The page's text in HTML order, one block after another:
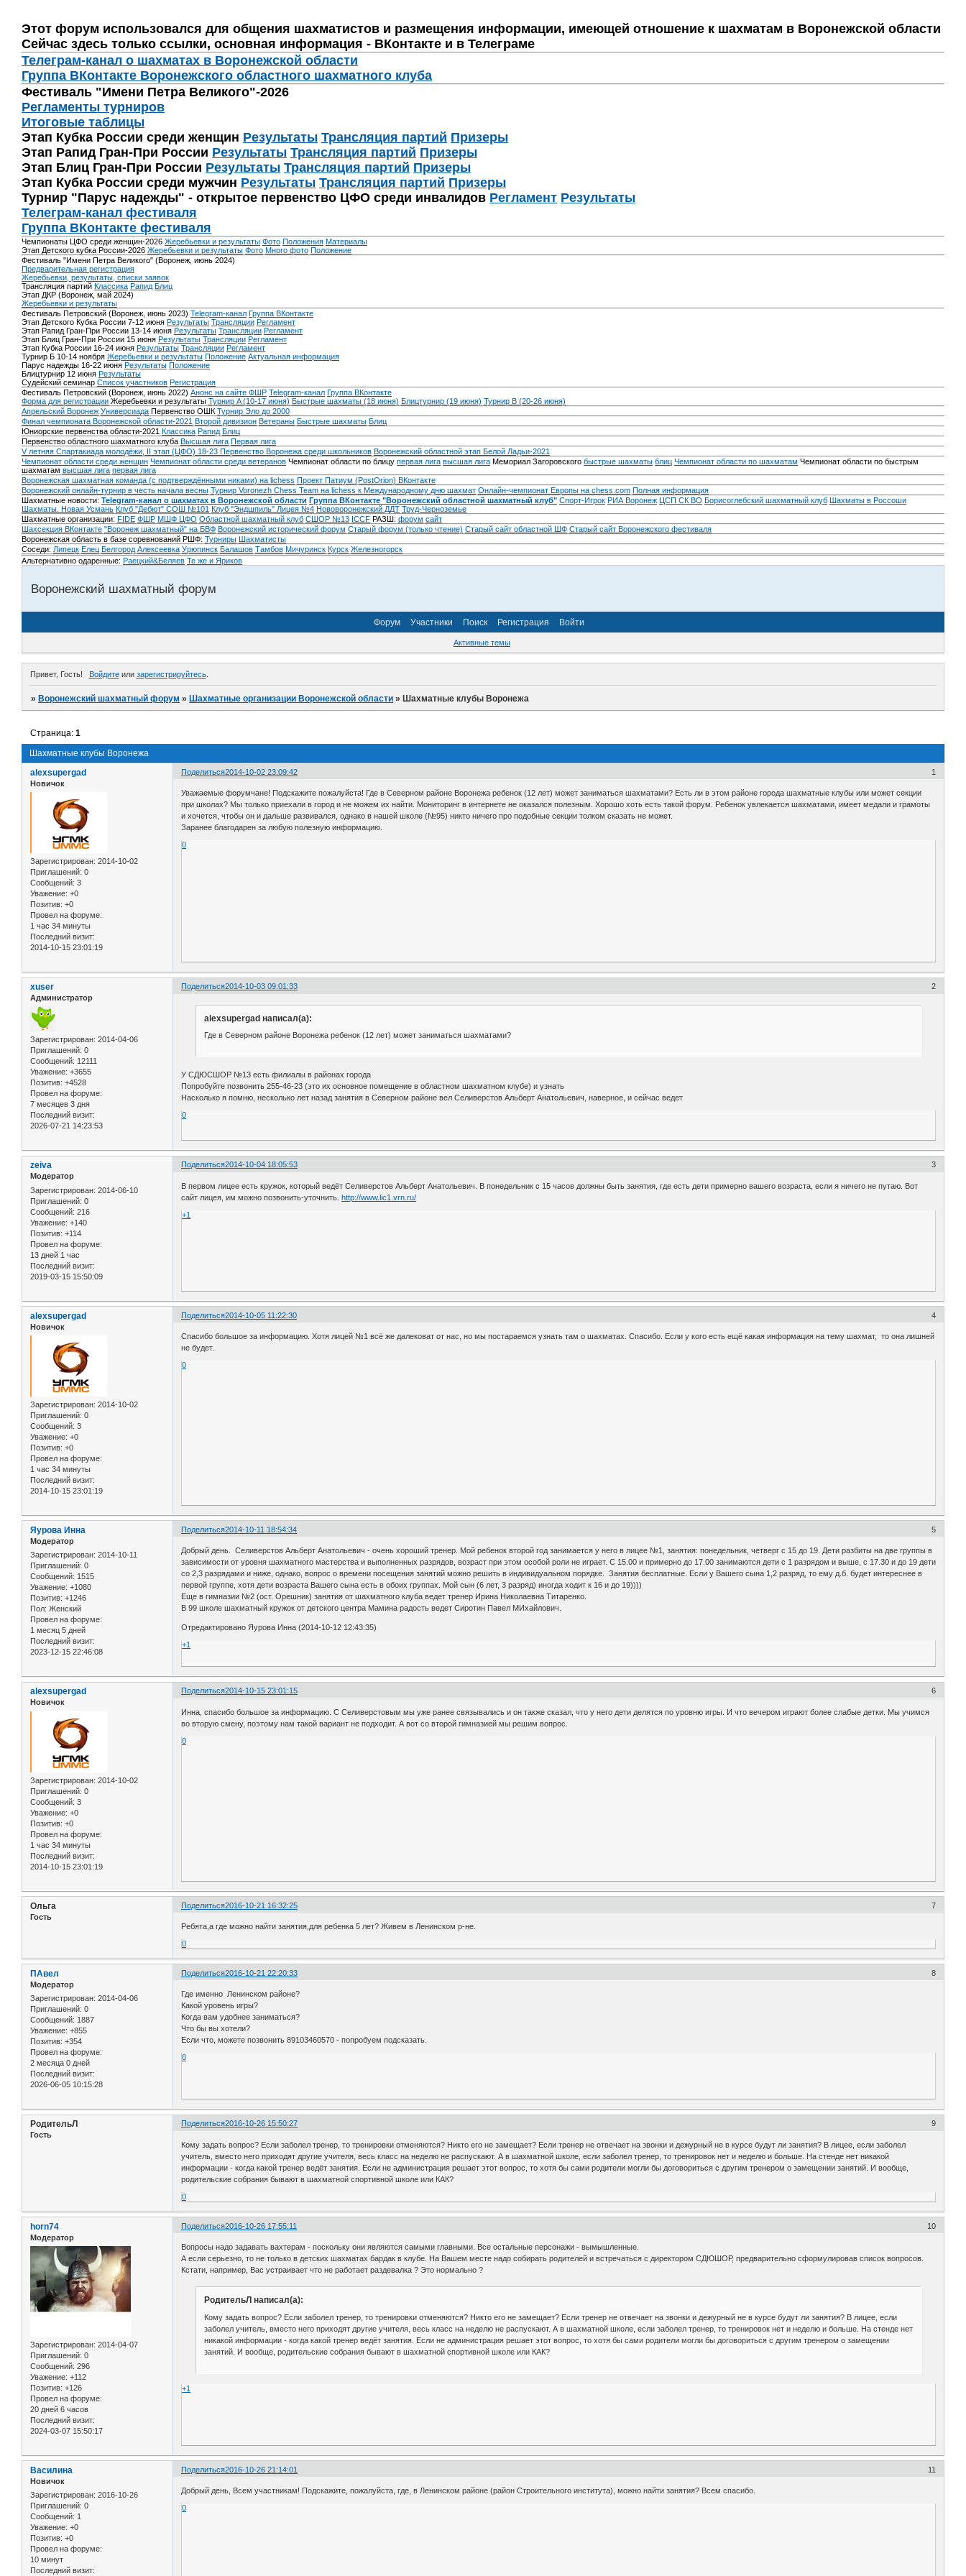
Этот форум использовался для общения шахматистов и размещения информации, имеющей отношение к шахматам в Воронежской области
Сейчас здесь только ссылки, основная информация - ВКонтакте и в Телеграме
Телеграм-канал о шахматах в Воронежской области
Группа ВКонтакте Воронежского областного шахматного клуба
Фестиваль "Имени Петра Великого"-2026
Регламенты турниров
Итоговые таблицы
Этап Кубка России среди женщин Результаты Трансляция партий Призеры
Этап Рапид Гран-При России Результаты Трансляция партий Призеры
Этап Блиц Гран-При России Результаты Трансляция партий Призеры
Этап Кубка России среди мужчин Результаты Трансляция партий Призеры
Турнир "Парус надежды" - открытое первенство ЦФО среди инвалидов Регламент Результаты
Телеграм-канал фестиваля
Группа ВКонтакте фестиваля
Чемпионаты ЦФО среди женщин-2026 Жеребьевки и результаты Фото Положения Материалы
Этап Детского кубка России-2026 Жеребьевки и результаты Фото Много фото Положение
Фестиваль "Имени Петра Великого" (Воронеж, июнь 2024)
Предварительная регистрация
Жеребьевки, результаты, списки заявок
Трансляция партий Классика Рапид Блиц
Этап ДКР (Воронеж, май 2024)
Жеребьевки и результаты
Фестиваль Петровский (Воронеж, июнь 2023) Telegram-канал Группа ВКонтакте
Этап Детского Кубка России 7-12 июня Результаты Трансляции Регламент
Этап Рапид Гран-При России 13-14 июня Результаты Трансляции Регламент
Этап Блиц Гран-При России 15 июня Результаты Трансляции Регламент
Этап Кубка России 16-24 июня Результаты Трансляции Регламент
Турнир Б 10-14 ноября Жеребьевки и результаты Положение Актуальная информация
Парус надежды 16-22 июня Результаты Положение
Блицтурнир 12 июня Результаты
Судейский семинар Список участников Регистрация
Фестиваль Петровский (Воронеж, июнь 2022) Анонс на сайте ФШР Telegram-канал Группа ВКонтакте
Форма для регистрации Жеребьевки и результаты Турнир A (10-17 июня) Быстрые шахматы (18 июня) Блицтурнир (19 июня) Турнир B (20-26 июня)
Апрельский Воронеж Универсиада Первенство ОШК Турнир Эло до 2000
Финал чемпионата Воронежской области-2021 Второй дивизион Ветераны Быстрые шахматы Блиц
Юниорские первенства области-2021 Классика Рапид Блиц
Первенство областного шахматного клуба Высшая лига Первая лига
V летняя Спартакиада молодёжи, II этап (ЦФО) 18-23 Первенство Воронежа среди школьников Воронежский областной этап Белой Ладьи-2021
Чемпионат области среди женщин Чемпионат области среди ветеранов Чемпионат области по блицу первая лига высшая лига Мемориал Загоровского быстрые шахматы блиц Чемпионат области по шахматам Чемпионат области по быстрым
шахматам высшая лига первая лига
Воронежская шахматная команда (с подтверждёнными никами) на lichess Проект Патиум (PostOrion) ВКонтакте
Воронежский онлайн-турнир в честь начала весны Турнир Voronezh Chess Team на lichess к Международному дню шахмат Онлайн-чемпионат Европы на chess.com Полная информация
Шахматные новости: Telegram-канал о шахматах в Воронежской области Группа ВКонтакте "Воронежский областной шахматный клуб" Спорт-Игрок РИА Воронеж ЦСП СК ВО Борисоглебский шахматный клуб Шахматы в Россоши
Шахматы. Новая Усмань Клуб "Дебют" СОШ №101 Клуб "Эндшпиль" Лицея №4 Нововоронежский ДДТ Труд-Черноземье
Шахматные организации: FIDE ФШР МШФ ЦФО Областной шахматный клуб СШОР №13 ICCF РАЗШ: форум сайт
Шахсекция ВКонтакте "Воронеж шахматный" на БВФ Воронежский исторический форум Cтарый форум (только чтение) Старый сайт областной ШФ Старый сайт Воронежского фестиваля
Воронежская область в базе соревнований РШФ: Турниры Шахматисты
Соседи: Липецк Елец Белгород Алексеевка Урюпинск Балашов Тамбов Мичуринск Курск Железногорск
Альтернативно одаренные: Раецкий&Беляев Те же и Яриков
Воронежский шахматный форум
Форум Участники Поиск Регистрация Войти
Активные темы
Привет, Гость! Войдитеили зарегистрируйтесь.
»Воронежский шахматный форум »Шахматные организации Воронежской области »Шахматные клубы Воронежа
Шахматные клубы Воронежа
Страница:1
Поделиться 1
2014-10-02 23:09:42
alexsupergad
Новичок
Зарегистрирован: 2014-10-02
Приглашений: 0
Сообщений: 3
Уважение: +0
Позитив: +0
Провел на форуме:
1 час 34 минуты
Последний визит:
2014-10-15 23:01:19
Уважаемые форумчане! Подскажите пожалуйста! Где в Северном районе Воронежа ребенок (12 лет) может заниматься шахматами? Есть ли в этом районе города шахматные клубы или может секции
при школах? Мы только приехали в город и не можем их найти. Мониторинг в интернете не оказался полезным. Хорошо хоть есть такой форум. Ребенок увлекается шахматами, имеет медали и грамоты
и хочется, чтобы он и дальше развивался, однако в нашей школе (№95) никто ничего про подобные секции толком сказать не может.
Заранее благодарен за любую полезную информацию.
0
Поделиться 2
2014-10-03 09:01:33
xuser
Администратор
Зарегистрирован: 2014-04-06
Приглашений: 0
Сообщений: 12111
Уважение: +3655
Позитив: +4528
Провел на форуме:
7 месяцев 3 дня
Последний визит:
2026-07-21 14:23:53
alexsupergad написал(а):
Где в Северном районе Воронежа ребенок (12 лет) может заниматься шахматами?
У СДЮСШОР №13 есть филиалы в районах города
Попробуйте позвонить 255-46-23 (это их основное помещение в областном шахматном клубе) и узнать
Насколько я помню, несколько лет назад занятия в Северном районе вел Селиверстов Альберт Анатольевич, наверное, и сейчас ведет
0
Поделиться 3
2014-10-04 18:05:53
zeiva
Модератор
Зарегистрирован: 2014-06-10
Приглашений: 0
Сообщений: 216
Уважение: +140
Позитив: +114
Провел на форуме:
13 дней 1 час
Последний визит:
2019-03-15 15:50:09
В первом лицее есть кружок, который ведёт Селиверстов Альберт Анатольевич. В понедельник с 15 часов должны быть занятия, где есть дети примерно вашего возраста, если я ничего не путаю. Вот
сайт лицея, им можно позвонить-уточнить.http://www.lic1.vrn.ru/
+1
Поделиться 4
2014-10-05 11:22:30
alexsupergad
Новичок
Зарегистрирован: 2014-10-02
Приглашений: 0
Сообщений: 3
Уважение: +0
Позитив: +0
Провел на форуме:
1 час 34 минуты
Последний визит:
2014-10-15 23:01:19
Спасибо большое за информацию. Хотя лицей №1 всё же далековат от нас, но мы постараемся узнать там о шахматах. Спасибо. Если у кого есть ещё какая информация на тему шахмат, то она лишней
не будет.
0
Поделиться 5
2014-10-11 18:54:34
Яурова Инна
Модератор
Зарегистрирован: 2014-10-11
Приглашений: 0
Сообщений: 1515
Уважение: +1080
Позитив: +1246
Пол: Женский
Провел на форуме:
1 месяц 5 дней
Последний визит:
2023-12-15 22:46:08
Добрый день. Селиверстов Альберт Анатольевич - очень хороший тренер. Мой ребенок второй год занимается у него в лицее №1, занятия: понедельник, четверг с 15 до 19. Дети разбиты на две группы в
зависимости от уровня шахматного мастерства и выполненных разрядов, возраст при этом особой роли не играет. С 15.00 и примерно до 17.00 занимаются дети с 1 разрядом и выше, с 17.30 и до 19 дети
со 2,3 разрядами и ниже, однако, вопрос о времени посещения занятий можно решить в индивидуальном порядке. Занятия бесплатные. Если у Вашего сына 1,2 разряд, то ему д.б. будет интереснее в
первой группе, хотя дети возраста Вашего сына есть в обоих группах. Мой сын (6 лет, 3 разряд) иногда ходит к 16 и до 19))))
Еще в гимназии №2 (ост. Орешник) занятия от шахматного клуба ведет тренер Ирина Николаевна Титаренко.
В 99 школе шахматный кружок от детского центра Мамина радость ведет Сиротин Павел МИхайлович.
Отредактировано Яурова Инна (2014-10-12 12:43:35)
+1
Поделиться 6
2014-10-15 23:01:15
alexsupergad
Новичок
Зарегистрирован: 2014-10-02
Приглашений: 0
Сообщений: 3
Уважение: +0
Позитив: +0
Провел на форуме:
1 час 34 минуты
Последний визит:
2014-10-15 23:01:19
Инна, спасибо большое за информацию. С Селиверстовым мы уже ранее связывались и он также сказал, что у него дети делятся по уровню игры. И что вечером играют более слабые детки. Мы учимся
во вторую смену, поэтому нам такой вариант не подходит. А вот со второй гимназией мы решим вопрос.
0
Поделиться 7
2016-10-21 16:32:25
Ольга
Гость
Ребята,а где можно найти занятия,для ребенка 5 лет? Живем в Ленинском р-не.
0
Поделиться 8
2016-10-21 22:20:33
ПАвел
Модератор
Зарегистрирован: 2014-04-06
Приглашений: 0
Сообщений: 1887
Уважение: +855
Позитив: +354
Провел на форуме:
2 месяца 0 дней
Последний визит:
2026-06-05 10:15:28
Где именно Ленинском районе?
Какой уровень игры?
Когда вам удобнее заниматься?
Что бы вы хотели?
Если что, можете позвонить 89103460570 - попробуем подсказать.
0
Поделиться 9
2016-10-26 15:50:27
РодительЛ
Гость
Кому задать вопрос? Если заболел тренер, то тренировки отменяются? Никто его не замещает? Если тренер не отвечает на звонки и дежурный не в курсе будут ли занятия? В лицее, если заболел
учитель, вместо него приходят другие учителя, весь класс на неделю не распускают. А в шахматной школе, если заболел тренер, то тренировок нет и неделю и больше. На стенде нет никакой
информации - когда какой тренер ведёт занятия. Если не администрация решает этот вопрос, то хотя бы сами родители могли бы договориться с другим тренером о замещении занятий. И вообще,
родительские собрания бывают в шахматной спортивной школе или КАК?
0
Поделиться 10
2016-10-26 17:55:11
horn74
Модератор
Зарегистрирован: 2014-04-07
Приглашений: 0
Сообщений: 296
Уважение: +112
Позитив: +126
Провел на форуме:
20 дней 6 часов
Последний визит:
2024-03-07 15:50:17
Вопросы надо задавать вахтерам - поскольку они являются самыми главными. Все остальные персонажи - вымышленные.
А если серьезно, то не только в детских шахматах бардак в клубе. На Вашем месте надо собирать родителей и встречаться с директором СДЮШОР, предварительно сформулировав список вопросов.
Кстати, например, Вас устраивает что не работает раздевалка ? Это нормально ?
РодительЛ написал(а):
Кому задать вопрос? Если заболел тренер, то тренировки отменяются? Никто его не замещает? Если тренер не отвечает на звонки и дежурный не в курсе будут ли занятия? В лицее, если
заболел учитель, вместо него приходят другие учителя, весь класс на неделю не распускают. А в шахматной школе, если заболел тренер, то тренировок нет и неделю и больше. На стенде нет
никакой информации - когда какой тренер ведёт занятия. Если не администрация решает этот вопрос, то хотя бы сами родители могли бы договориться с другим тренером о замещении
занятий. И вообще, родительские собрания бывают в шахматной спортивной школе или КАК?
+1
Поделиться 11
2016-10-26 21:14:01
Василина
Новичок
Зарегистрирован: 2016-10-26
Приглашений: 0
Сообщений: 1
Уважение: +0
Позитив: +0
Провел на форуме:
10 минут
Последний визит:
Добрый день, Всем участникам! Подскажите, пожалуйста, где, в Ленинском районе (район Строительного института), можно найти занятия? Всем спасибо.
0